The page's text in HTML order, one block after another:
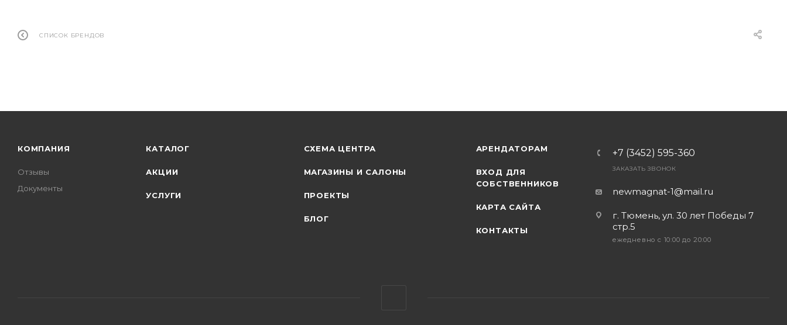
СПИСОК БРЕНДОВ
КОМПАНИЯ
Отзывы
Документы
КАТАЛОГ
АКЦИИ
УСЛУГИ
СХЕМА ЦЕНТРА
МАГАЗИНЫ И САЛОНЫ
ПРОЕКТЫ
БЛОГ
АРЕНДАТОРАМ
ВХОД ДЛЯ
СОБСТВЕННИКОВ
КАРТА САЙТА
КОНТАКТЫ
+7 (3452) 595-360
ЗАКАЗАТЬ ЗВОНОК
newmagnat-1@mail.ru
г. Тюмень, ул. 30 лет Победы 7
стр.5
ежедневно с 10:00 до 20:00